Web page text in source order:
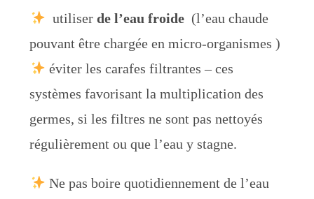
utiliserde l’eau froide (l’eau chaude
pouvant être chargée en micro-organismes )
éviter les carafes filtrantes – ces
systèmes favorisant la multiplication des
germes, si les filtres ne sont pas nettoyés
régulièrement ou que l’eau y stagne.
Ne pas boire quotidiennement de l’eau